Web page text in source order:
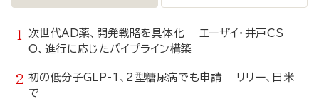
次世代AD薬、開発戦略を具体化 エーザイ・井戸CS
O、進行に応じたパイプライン構築
初の低分子GLP-1、2型糖尿病でも申請 リリー、日米
で